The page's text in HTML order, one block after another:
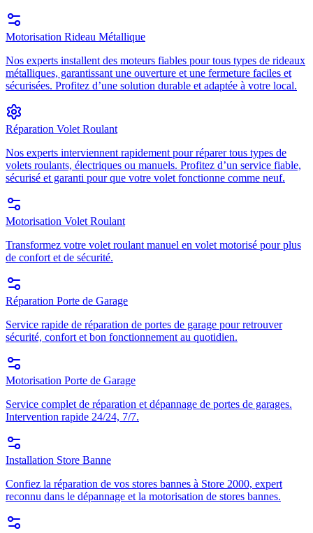
Motorisation Rideau Métallique
Nos experts installent des moteurs fiables pour tous types de rideaux
métalliques, garantissant une ouverture et une fermeture faciles et
sécurisées. Profitez d’une solution durable et adaptée à votre local.
Réparation Volet Roulant
Nos experts interviennent rapidement pour réparer tous types de
volets roulants, électriques ou manuels. Profitez d’un service fiable,
sécurisé et garanti pour que votre volet fonctionne comme neuf.
Motorisation Volet Roulant
Transformez votre volet roulant manuel en volet motorisé pour plus
de confort et de sécurité.
Réparation Porte de Garage
Service rapide de réparation de portes de garage pour retrouver
sécurité, confort et bon fonctionnement au quotidien.
Motorisation Porte de Garage
Service complet de réparation et dépannage de portes de garages.
Intervention rapide 24/24, 7/7.
Installation Store Banne
Confiez la réparation de vos stores bannes à Store 2000, expert
reconnu dans le dépannage et la motorisation de stores bannes.